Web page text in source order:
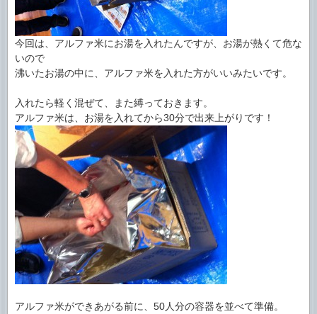
今回は、アルファ米にお湯を入れたんですが、お湯が熱くて危な
いので
沸いたお湯の中に、アルファ米を入れた方がいいみたいです。
入れたら軽く混ぜて、また縛っておきます。
アルファ米は、お湯を入れてから30分で出来上がりです！
アルファ米ができあがる前に、50人分の容器を並べて準備。